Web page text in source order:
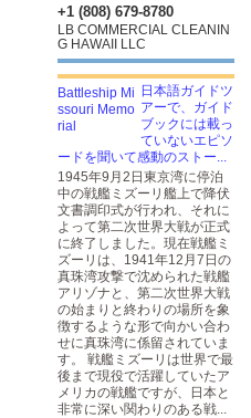
+1 (808) 679-8780
LB COMMERCIAL CLEANIN
G HAWAII LLC
日本語ガイドツ
アーで、ガイド
ブックには載っ
ていないエピソ
ードを聞いて感動のストー...
1945年9月2日東京湾に停泊
中の戦艦ミズーリ艦上で降伏
文書調印式が行われ、それに
よって第二次世界大戦が正式
に終了しました。現在戦艦ミ
ズーリは、1941年12月7日の
真珠湾攻撃で沈められた戦艦
アリゾナと、第二次世界大戦
の始まりと終わりの場所を象
徴するような形で向かい合わ
せに真珠湾に係留されていま
す。 戦艦ミズーリは世界で最
後まで現役で活躍していたア
メリカの戦艦ですが、日本と
非常に深い関わりのある戦...